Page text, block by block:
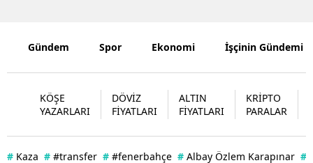
Hakkari
Isparta
Gündem Spor Ekonomi İşçinin Gündemi
KÖŞE
YAZARLARI
DÖVİZ
FİYATLARI
ALTIN
FİYATLARI
KRİPTO
PARALAR
# Kaza # #transfer # #fenerbahçe # Albay Özlem Karapınar #